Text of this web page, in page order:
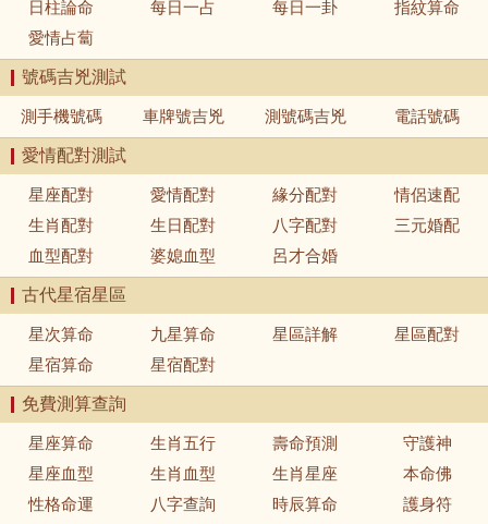
日柱論命
每日一占 每日一卦
指紋算命
愛情占蔔
號碼吉兇測試
測手機號碼 車牌號吉兇 測號碼吉兇 電話號碼
愛情配對測試
星座配對 愛情配對 緣分配對
情侶速配
生肖配對
生日配對 八字配對
三元婚配
血型配對
婆媳血型 呂才合婚
古代星宿星區
星次算命 九星算命 星區詳解
星區配對
星宿算命
星宿配對
免費測算查詢
星座算命 生肖五行 壽命預測
守護神
星座血型
生肖血型 生肖星座
本命佛
性格命運
八字查詢 時辰算命
護身符